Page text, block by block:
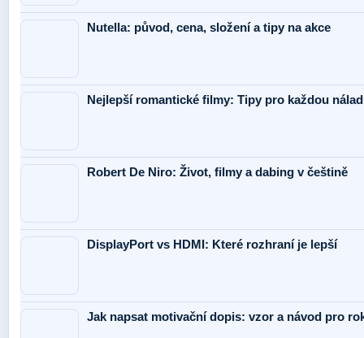
Nutella: původ, cena, složení a tipy na akce
Nejlepší romantické filmy: Tipy pro každou
Robert De Niro: Život, filmy a dabing v češtině
DisplayPort vs HDMI: Které rozhraní je lepší
Jak napsat motivační dopis: vzor a návod pro